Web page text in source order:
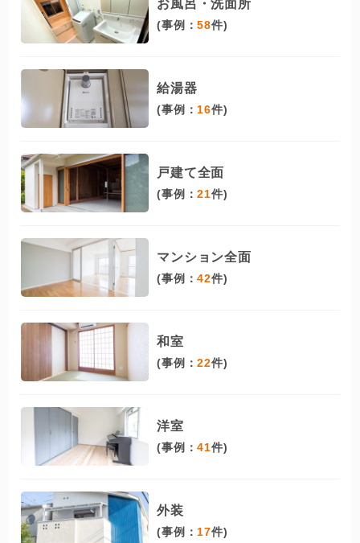
お風呂・洗面所
(事例：58件)
給湯器
(事例： 16件)
戸建て全面
(事例：21件)
マンション全面
(事例：42件)
和室
(事例：22件)
洋室
(事例：41件)
外装
(事例： 17件)